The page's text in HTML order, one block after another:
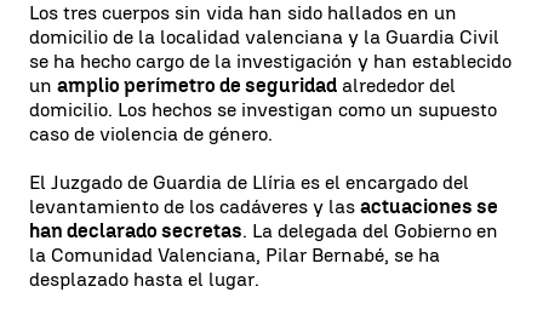
Los tres cuerpos sin vida han sido hallados en un
domicilio de la localidad valenciana y la Guardia Civil
se ha hecho cargo de la investigación y han establecido
un amplio perímetro de seguridad alrededor del
domicilio. Los hechos se investigan como un supuesto
caso de violencia de género.
El Juzgado de Guardia de Llíria es el encargado del
levantamiento de los cadáveres y las actuaciones se
han declarado secretas. La delegada del Gobierno en
la Comunidad Valenciana, Pilar Bernabé, se ha
desplazado hasta el lugar.